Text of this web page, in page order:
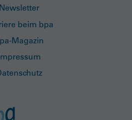
Newsletter
beim bpa
Magazin